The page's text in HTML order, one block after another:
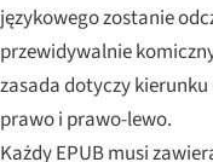
językowego zostanie
przewidywalnie
zasada dotyczy kierunku
prawo i prawo-lewo.
Każdy EPUB musi